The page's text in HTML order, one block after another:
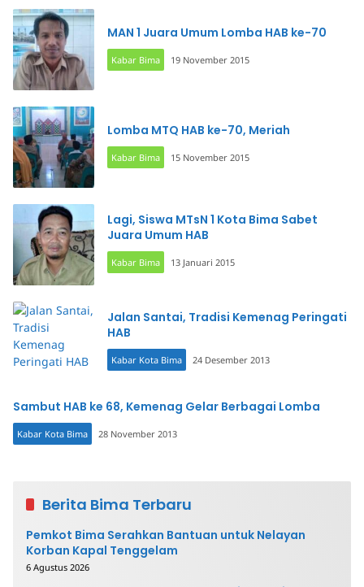
MAN 1 Juara Umum Lomba HAB ke-70
Kabar Bima 19 November 2015
Lomba MTQ HAB ke-70, Meriah
Kabar Bima 15 November 2015
Lagi, Siswa MTsN 1 Kota Bima Sabet
Juara Umum HAB
Kabar Bima 13 Januari 2015
Jalan Santai, Tradisi Kemenag Peringati
HAB
Kabar Kota Bima 24 Desember 2013
Sambut HAB ke 68, Kemenag Gelar Berbagai Lomba
Kabar Kota Bima 28 November 2013
Berita Bima Terbaru
Pemkot Bima Serahkan Bantuan untuk Nelayan
Korban Kapal Tenggelam
6 Agustus 2026